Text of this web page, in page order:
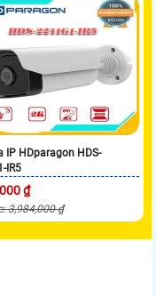
IP HDparagon HDS-
IR5
₫
3,984,000 ₫